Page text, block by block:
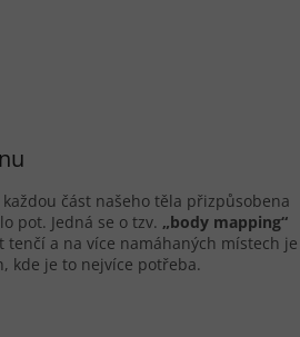
každou část našeho těla přizpůsobena
pot. Jedná se o tzv. „body mapping“
a na více namáhaných místech je
kde je to nejvíce potřeba.